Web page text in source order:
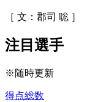
［ 文：郡司 聡 ］
注目選手
※随時更新
得点総数